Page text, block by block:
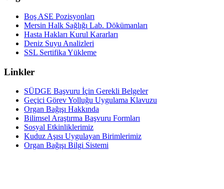
Boş ASE Pozisyonları
Mersin Halk Sağlığı Lab. Dökümanları
Hasta Hakları Kurul Kararları
Deniz Suyu Analizleri
SSL Sertifika Yükleme
Linkler
SÜDGE Başvuru İçin Gerekli Belgeler
Geçici Görev Yolluğu Uygulama Klavuzu
Organ Bağışı Hakkında
Bilimsel Araştırma Başvuru Formları
Sosyal Etkinliklerimiz
Kuduz Aşısı Uygulayan Birimlerimiz
Organ Bağışı Bilgi Sistemi